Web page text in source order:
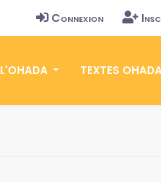
Connexion
L'OHADA TEXTES